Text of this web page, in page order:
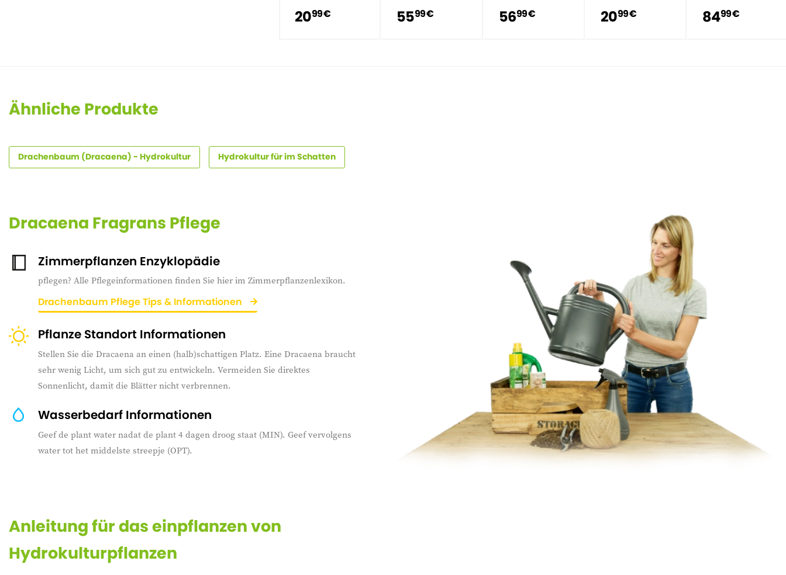
2099 € 5599 € 5699 € 2099 € 8499 €
Ähnliche Produkte
Drachenbaum (Dracaena) - Hydrokultur Hydrokultur für im Schatten
Dracaena Fragrans Pflege
Zimmerpflanzen Enzyklopädie
pflegen? Alle Pflegeinformationen finden Sie hier im Zimmerpflanzenlexikon.
Drachenbaum Pflege Tips & Informationen
Pflanze Standort Informationen
Stellen Sie die Dracaena an einen (halb)schattigen Platz. Eine Dracaena braucht
sehr wenig Licht, um sich gut zu entwickeln. Vermeiden Sie direktes
Sonnenlicht, damit die Blätter nicht verbrennen.
Wasserbedarf Informationen
Geef de plant water nadat de plant 4 dagen droog staat (MIN). Geef vervolgens
water tot het middelste streepje (OPT).
Anleitung für das einpflanzen von
Hydrokulturpflanzen